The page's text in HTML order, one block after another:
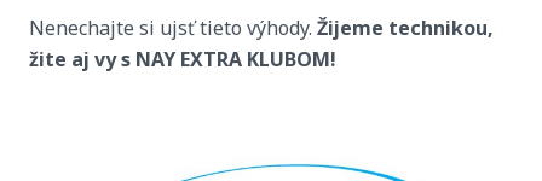
Nenechajte si ujsť tieto výhody. Žijeme technikou,
žite aj vy s NAY EXTRA KLUBOM!